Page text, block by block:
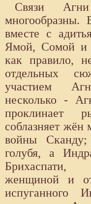
Связи
многообразны.
вместе с
Ямой, Сомой и
как правило,
отдельных
участием
несколько -
проклинает
соблазняет жён
войны
голубя, а
Брихаспати,
женщиной и
испуганного